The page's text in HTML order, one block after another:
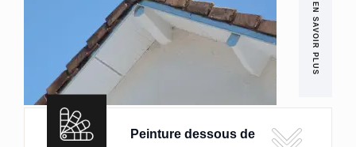
EN SAVOIR PLUS
Peinture dessous de